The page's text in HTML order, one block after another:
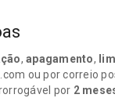
, apagamento,
ou por correio
por 2